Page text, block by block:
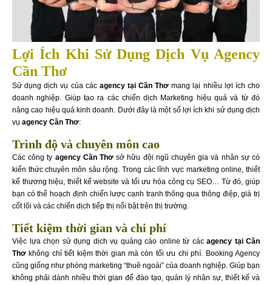
Lợi Ích Khi Sử Dụng Dịch Vụ Agency
Cần Thơ
Sử dụng dịch vụ của các agency tại Cần Thơ mang lại nhiều lợi ích cho
doanh nghiệp. Giúp tạo ra các chiến dịch Marketing hiệu quả và từ đó
nâng cao hiệu quả kinh doanh. Dưới đây là một số lợi ích khi sử dụng dịch
vụ agency Cần Thơ:
Trình độ và chuyên môn cao
Các công ty agency Cần Thơ sở hữu đội ngũ chuyên gia và nhân sự có
kiến thức chuyên môn sâu rộng. Trong các lĩnh vực marketing online, thiết
kế thương hiệu, thiết kế website và tối ưu hóa công cụ SEO… Từ đó, giúp
bạn có thể hoạch định chiến lược cạnh tranh thông qua thông điệp, giá trị
cốt lõi và các chiến dịch tiếp thị nổi bật trên thị trường.
Tiết kiệm thời gian và chi phí
Việc lựa chọn sử dụng dịch vụ quảng cáo online từ các agency tại Cần
Thơ không chỉ tiết kiệm thời gian mà còn tối ưu chi phí. Booking Agency
cũng giống như phòng marketing “thuê ngoài” của doanh nghiệp. Giúp bạn
không phải dành nhiều thời gian để đào tạo, quản lý nhân sự, thiết kế và